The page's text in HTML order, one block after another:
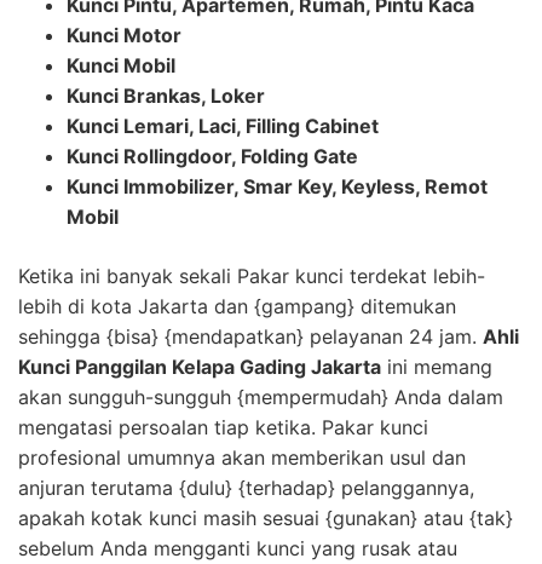
Kunci Motor
Kunci Mobil
Kunci Brankas, Loker
Kunci Lemari, Laci, Filling Cabinet
Kunci Rollingdoor, Folding Gate
Kunci Immobilizer, Smar Key, Keyless, Remot
Mobil
Ketika ini banyak sekali Pakar kunci terdekat lebih-
lebih di kota Jakarta dan {gampang} ditemukan
sehingga {bisa} {mendapatkan} pelayanan 24 jam. Ahli
Kunci Panggilan Kelapa Gading Jakarta ini memang
akan sungguh-sungguh {mempermudah} Anda dalam
mengatasi persoalan tiap ketika. Pakar kunci
profesional umumnya akan memberikan usul dan
anjuran terutama {dulu} {terhadap} pelanggannya,
apakah kotak kunci masih sesuai {gunakan} atau {tak}
sebelum Anda mengganti kunci yang rusak atau